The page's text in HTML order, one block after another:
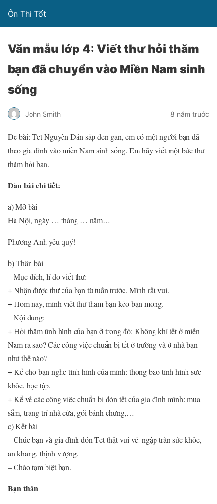
Ôn Thi Tốt
Văn mẫu lớp 4: Viết thư hỏi thăm
bạn đã chuyển vào Miền Nam sinh
sống
John Smith 8 năm trước
Đề bài: Tết Nguyên Đán sắp đến gần, em có một người bạn đã
theo gia đình vào miền Nam sinh sống. Em hãy viết một bức thư
thăm hỏi bạn.
Dàn bài chi tiết:
a) Mở bài
Hà Nội, ngày … tháng … năm…
Phương Anh yêu quý!
b) Thân bài
– Mục đích, lí do viết thư:
+ Nhận được thư của bạn từ tuần trước. Mình rất vui.
+ Hôm nay, mình viết thư thăm bạn kẻo bạn mong.
– Nội dung:
+ Hỏi thăm tình hình của bạn ở trong đó: Không khí tết ở miền
Nam ra sao? Các công việc chuẩn bị tết ở trường và ở nhà bạn
như thế nào?
+ Kể cho bạn nghe tình hình của mình: thông báo tình hình sức
khỏe, học tập.
+ Kể về các công việc chuẩn bị đón tết của gia đình mình: mua
sắm, trang trí nhà cửa, gói bánh chưng,…
c) Kết bài
– Chúc bạn và gia đình đón Tết thật vui vẻ, ngập tràn sức khỏe,
an khang, thịnh vượng.
– Chào tạm biệt bạn.
Bạn thân